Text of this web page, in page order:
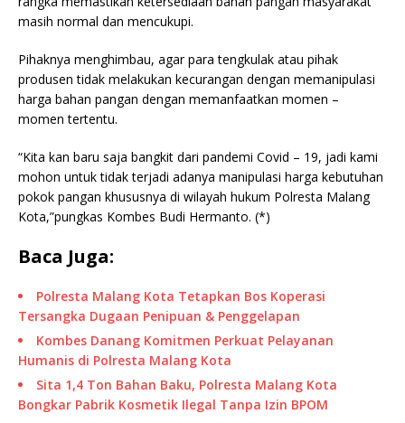
masih normal dan mencukupi.
Pihaknya menghimbau, agar para tengkulak atau pihak
produsen tidak melakukan kecurangan dengan memanipulasi
harga bahan pangan dengan memanfaatkan momen –
momen tertentu.
“Kita kan baru saja bangkit dari pandemi Covid – 19, jadi kami
mohon untuk tidak terjadi adanya manipulasi harga kebutuhan
pokok pangan khususnya di wilayah hukum Polresta Malang
Kota,”pungkas Kombes Budi Hermanto. (*)
Baca Juga:
Polresta Malang Kota Tetapkan Bos Koperasi
Tersangka Dugaan Penipuan & Penggelapan
Kombes Danang Komitmen Perkuat Pelayanan
Humanis di Polresta Malang Kota
Sita 1,4 Ton Bahan Baku, Polresta Malang Kota
Bongkar Pabrik Kosmetik Ilegal Tanpa Izin BPOM